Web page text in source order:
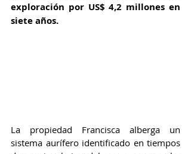
exploración por US$ 4,2 millones en
siete años.
La propiedad Francisca alberga un
sistema aurífero identificado en tiempos